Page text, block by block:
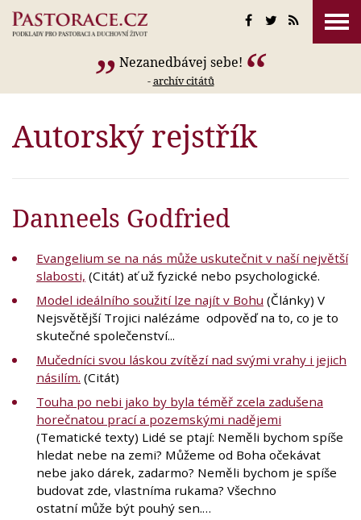
Nezanedbávej sebe!
-archív citátů
Autorský rejstřík
Danneels Godfried
Evangelium se na nás může uskutečnit v naší největší
slabosti, (Citát) ať už fyzické nebo psychologické.
Model ideálního soužití lze najít v Bohu (Články) V
Nejsvětější Trojici nalézáme odpověď na to, co je to
skutečné společenství...
Mučedníci svou láskou zvítězí nad svými vrahy i jejich
násilím. (Citát)
Touha po nebi jako by byla téměř zcela zadušena
horečnatou prací a pozemskými nadějemi
(Tematické texty) Lidé se ptají: Neměli bychom spíše
hledat nebe na zemi? Můžeme od Boha očekávat
nebe jako dárek, zadarmo? Neměli bychom je spíše
budovat zde, vlastníma rukama? Všechno
ostatní může být pouhý sen.…